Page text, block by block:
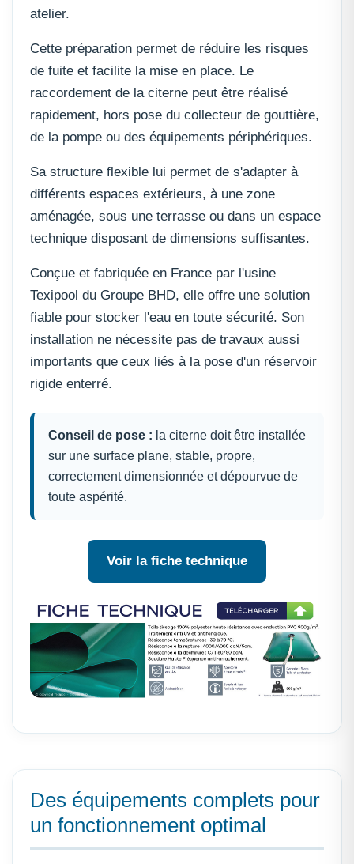
atelier.
Cette préparation permet de réduire les risques
de fuite et facilite la mise en place. Le
raccordement de la citerne peut être réalisé
rapidement, hors pose du collecteur de gouttière,
de la pompe ou des équipements périphériques.
Sa structure flexible lui permet de s'adapter à
différents espaces extérieurs, à une zone
aménagée, sous une terrasse ou dans un espace
technique disposant de dimensions suffisantes.
Conçue et fabriquée en France par l'usine
Texipool du Groupe BHD, elle offre une solution
fiable pour stocker l'eau en toute sécurité. Son
installation ne nécessite pas de travaux aussi
importants que ceux liés à la pose d'un réservoir
rigide enterré.
Conseil de pose : la citerne doit être installée
sur une surface plane, stable, propre,
correctement dimensionnée et dépourvue de
toute aspérité.
Voir la fiche technique
Des équipements complets pour
un fonctionnement optimal